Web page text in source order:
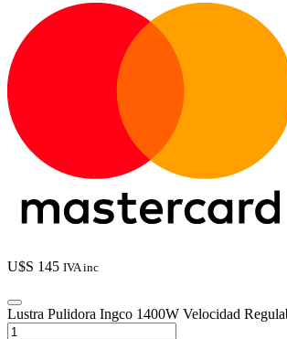
U$S 145 IVA inc
Lustra Pulidora Ingco 1400W Velocidad